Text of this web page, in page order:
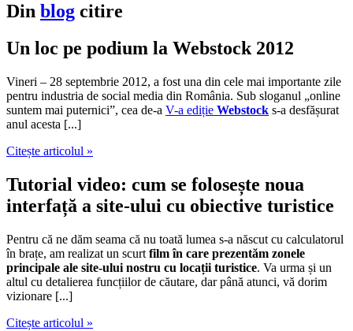
Din blog citire
Un loc pe podium la Webstock 2012
Vineri – 28 septembrie 2012, a fost una din cele mai importante zile
pentru industria de social media din România. Sub sloganul „online
suntem mai puternici”, cea de-a V-a ediție Webstock s-a desfășurat
anul acesta [...]
Citește articolul »
Tutorial video: cum se folosește noua
interfață a site-ului cu obiective turistice
Pentru că ne dăm seama că nu toată lumea s-a născut cu calculatorul
în brațe, am realizat un scurt film în care prezentăm zonele
principale ale site-ului nostru cu locații turistice. Va urma și un
altul cu detalierea funcțiilor de căutare, dar până atunci, vă dorim
vizionare [...]
Citește articolul »